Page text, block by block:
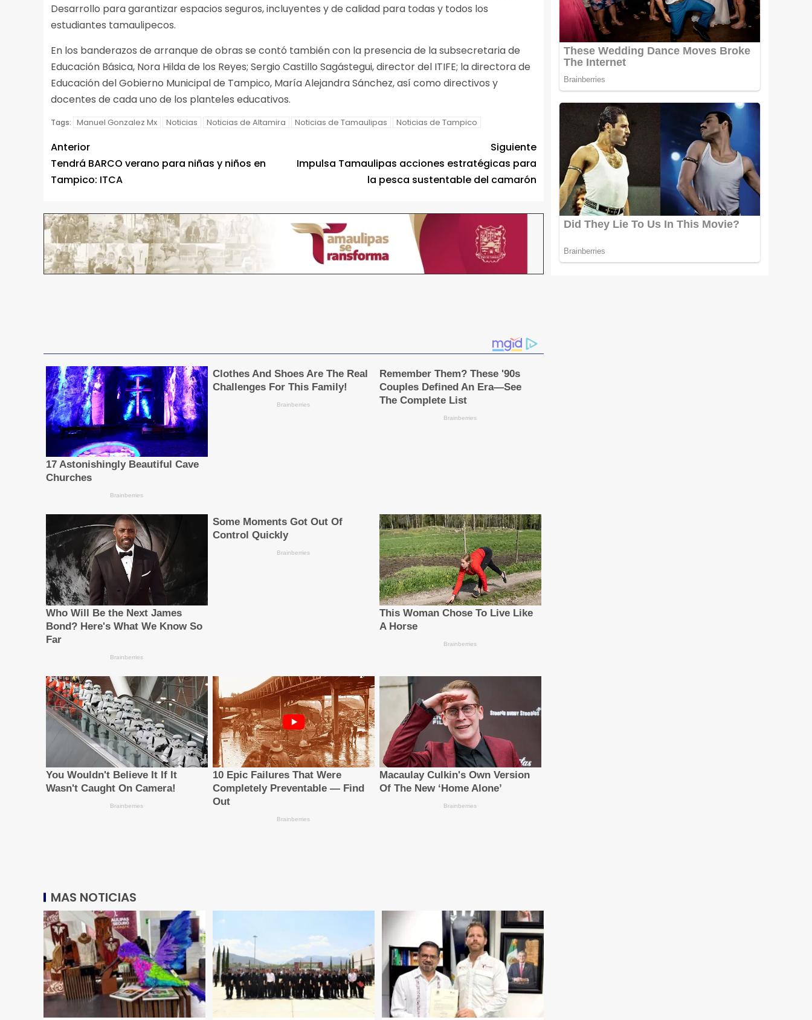
Desarrollo para garantizar espacios seguros, incluyentes y de calidad para todas y todos los
estudiantes tamaulipecos.
En los banderazos de arranque de obras se contó también con la presencia de la subsecretaria de
Educación Básica, Nora Hilda de los Reyes; Sergio Castillo Sagástegui, director del ITIFE; la directora de
Educación del Gobierno Municipal de Tampico, María Alejandra Sánchez, así como directivos y
docentes de cada uno de los planteles educativos.
Tags: Manuel Gonzalez Mx Noticias Noticias de Altamira Noticias de Tamaulipas Noticias de Tampico
Anterior
Tendrá BARCO verano para niñas y niños en
Tampico: ITCA
Siguiente
Impulsa Tamaulipas acciones estratégicas para
la pesca sustentable del camarón
MAS NOTICIAS